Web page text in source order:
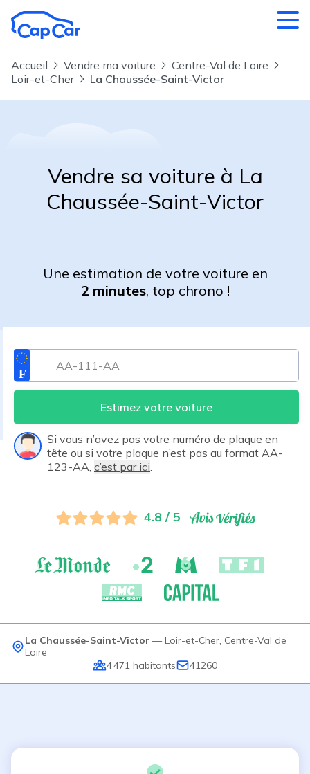
Accueil Vendre ma voiture
Centre-Val de Loire
Loir-et-Cher
La Chaussée-Saint-Victor
Vendre sa voiture à La
Chaussée-Saint-Victor
Une estimation de votre voiture en
2 minutes, top chrono !
Estimez votre voiture
Si vous n’avez pas votre numéro de plaque en
tête ou si votre plaque n’est pas au format AA-
123-AA, c’est par ici
4.8 / 5
La Chaussée-Saint-Victor — Loir-et-Cher, Centre-Val de
Loire
4 471 habitants 41260